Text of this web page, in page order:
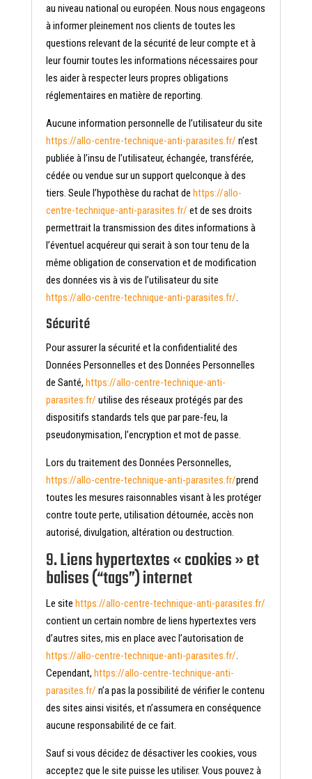
au niveau national ou européen. Nous nous engageons
à informer pleinement nos clients de toutes les
questions relevant de la sécurité de leur compte et à
leur fournir toutes les informations nécessaires pour
les aider à respecter leurs propres obligations
réglementaires en matière de reporting.
Aucune information personnelle de l’utilisateur du site
https://allo-centre-technique-anti-parasites.fr/ n’est
publiée à l’insu de l’utilisateur, échangée, transférée,
cédée ou vendue sur un support quelconque à des
tiers. Seule l’hypothèse du rachat de https://allo-
centre-technique-anti-parasites.fr/ et de ses droits
permettrait la transmission des dites informations à
l’éventuel acquéreur qui serait à son tour tenu de la
même obligation de conservation et de modification
des données vis à vis de l’utilisateur du site
https://allo-centre-technique-anti-parasites.fr/.
Sécurité
Pour assurer la sécurité et la confidentialité des
Données Personnelles et des Données Personnelles
de Santé, https://allo-centre-technique-anti-
parasites.fr/ utilise des réseaux protégés par des
dispositifs standards tels que par pare-feu, la
pseudonymisation, l’encryption et mot de passe.
Lors du traitement des Données Personnelles,
https://allo-centre-technique-anti-parasites.fr/prend
toutes les mesures raisonnables visant à les protéger
contre toute perte, utilisation détournée, accès non
autorisé, divulgation, altération ou destruction.
9. Liens hypertextes « cookies » et
balises (“tags”) internet
Le site https://allo-centre-technique-anti-parasites.fr/
contient un certain nombre de liens hypertextes vers
d’autres sites, mis en place avec l’autorisation de
https://allo-centre-technique-anti-parasites.fr/.
Cependant, https://allo-centre-technique-anti-
parasites.fr/ n’a pas la possibilité de vérifier le contenu
des sites ainsi visités, et n’assumera en conséquence
aucune responsabilité de ce fait.
Sauf si vous décidez de désactiver les cookies, vous
acceptez que le site puisse les utiliser. Vous pouvez à